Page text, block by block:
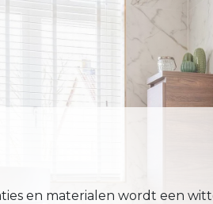
en materialen wordt een